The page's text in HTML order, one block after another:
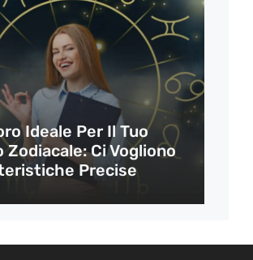
Ideale Per Il Tuo
Zodiacale: Ci Vogliono
Precise